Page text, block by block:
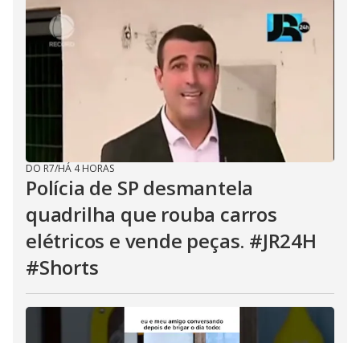
DO R7/HÁ 4 HORAS
Polícia de SP desmantela
quadrilha que rouba carros
elétricos e vende peças. #JR24H
#Shorts